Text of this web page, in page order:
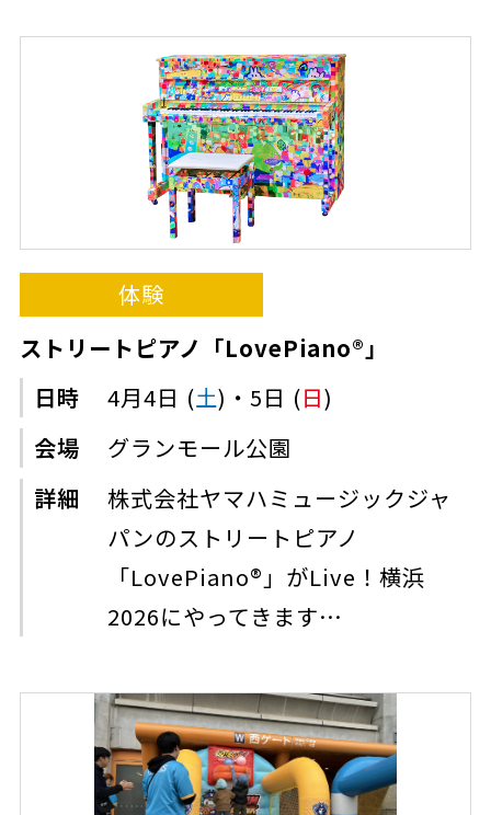
体験
ストリートピアノ「LovePiano®」
日時 4月4日 (土)・5日 (日)
会場
グランモール公園
詳細
株式会社ヤマハミュージックジャ
パンのストリートピアノ
「LovePiano®」がLive！横浜
2026にやってきます…